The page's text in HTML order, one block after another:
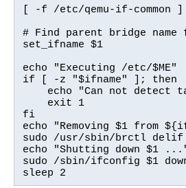
[ -f /etc/qemu-if-common ]
# Find parent bridge name
set_ifname $1
echo "Executing /etc/$ME"
if [ -z "$ifname" ]; then
echo "Can not detect
    exit 1
fi
echo "Removing $1 from
sudo /usr/sbin/brctl delif
echo "Shutting down $1
sudo /sbin/ifconfig $1
sleep 2